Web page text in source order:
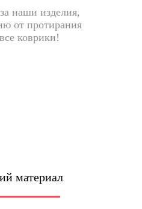
наши изделия,
от протирания
коврики!
материал